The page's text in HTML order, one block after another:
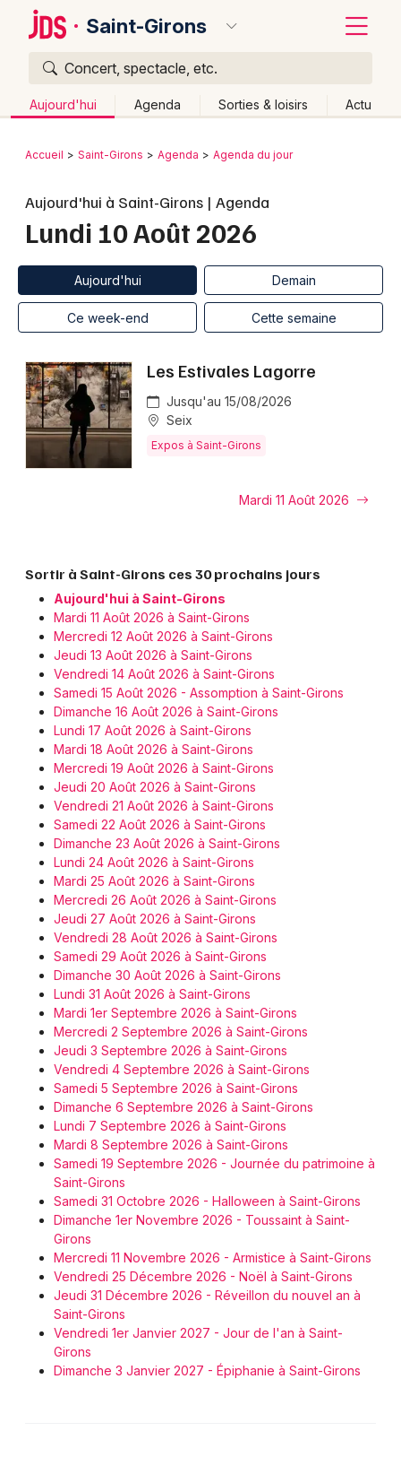
Saint-Girons
Concert, spectacle, etc.
Aujourd'hui Agenda Sorties & loisirs Actu
Publier un événement
Grands événements
Activité & Expérience
Foires & salons
Spectacles
Soirées
Sorties famille
Expos
Sorties & loisirs
Aujourd'hui en Ariège
Aujourd'hui en Midi-Pyrénées
Aujourd'hui en Occitanie
Newsletter des sorties
Artistes en tournée
Actus à Saint-Girons
Magazine à Saint-Girons
09 - Ariège
Choisir mes départements
Mon email
Colmar
Lille
Lyon
Marseille
Mulhouse
Montpellier
Nantes
Toulouse
Toutes les villes
Retour
Accueil Saint-Girons Agenda Agenda du jour
Aujourd'hui à Saint-Girons | Agenda
Lundi 10 Août 2026
Aujourd'hui Demain
Ce week-end Cette semaine
Les Estivales Lagorre
Jusqu'au 15/08/2026
Seix
Expos à Saint-Girons
Mardi 11 Août 2026
Sortir à Saint-Girons ces 30 prochains jours
Aujourd'hui à Saint-Girons
Mardi 11 Août 2026 à Saint-Girons
Mercredi 12 Août 2026 à Saint-Girons
Jeudi 13 Août 2026 à Saint-Girons
Vendredi 14 Août 2026 à Saint-Girons
Samedi 15 Août 2026 - Assomption à Saint-Girons
Dimanche 16 Août 2026 à Saint-Girons
Lundi 17 Août 2026 à Saint-Girons
Mardi 18 Août 2026 à Saint-Girons
Mercredi 19 Août 2026 à Saint-Girons
Jeudi 20 Août 2026 à Saint-Girons
Vendredi 21 Août 2026 à Saint-Girons
Samedi 22 Août 2026 à Saint-Girons
Dimanche 23 Août 2026 à Saint-Girons
Lundi 24 Août 2026 à Saint-Girons
Mardi 25 Août 2026 à Saint-Girons
Mercredi 26 Août 2026 à Saint-Girons
Jeudi 27 Août 2026 à Saint-Girons
Vendredi 28 Août 2026 à Saint-Girons
Samedi 29 Août 2026 à Saint-Girons
Dimanche 30 Août 2026 à Saint-Girons
Lundi 31 Août 2026 à Saint-Girons
Mardi 1er Septembre 2026 à Saint-Girons
Mercredi 2 Septembre 2026 à Saint-Girons
Jeudi 3 Septembre 2026 à Saint-Girons
Vendredi 4 Septembre 2026 à Saint-Girons
Samedi 5 Septembre 2026 à Saint-Girons
Dimanche 6 Septembre 2026 à Saint-Girons
Lundi 7 Septembre 2026 à Saint-Girons
Mardi 8 Septembre 2026 à Saint-Girons
Samedi 19 Septembre 2026 - Journée du patrimoine à
Saint-Girons
Samedi 31 Octobre 2026 - Halloween à Saint-Girons
Dimanche 1er Novembre 2026 - Toussaint à Saint-
Girons
Mercredi 11 Novembre 2026 - Armistice à Saint-Girons
Vendredi 25 Décembre 2026 - Noël à Saint-Girons
Jeudi 31 Décembre 2026 - Réveillon du nouvel an à
Saint-Girons
Vendredi 1er Janvier 2027 - Jour de l'an à Saint-
Girons
Dimanche 3 Janvier 2027 - Épiphanie à Saint-Girons
Quoi ?
Où ?
Partout
Près de moi Changer de lieu
Quand ?
Aujourd'hui
Demain Ce week-end Autre